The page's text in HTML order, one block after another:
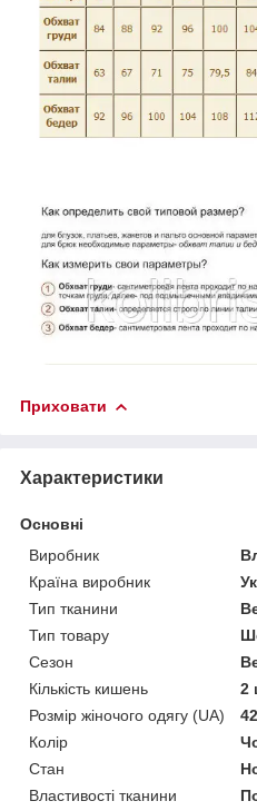
Приховати
Характеристики
Основні
Виробник
Країна виробник
Тип тканини
Тип товару
Сезон
Кількість кишень
2
Розмір жіночого одягу (UA)
42
Колір
Стан
Властивості тканини